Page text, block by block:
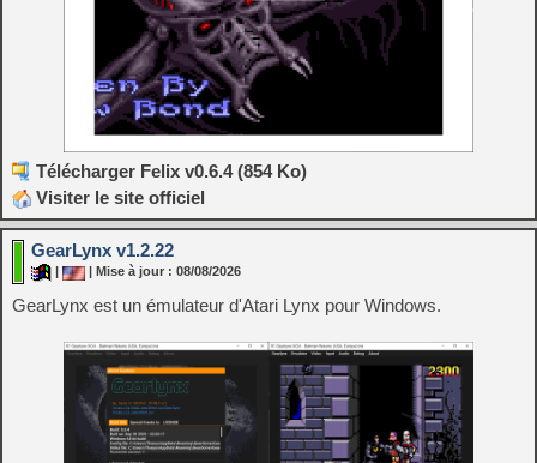
Télécharger Felix v0.6.4 (854 Ko)
Visiter le site officiel
GearLynx v1.2.22
| Mise à jour : 08/08/2026
GearLynx est un émulateur d'Atari Lynx pour Windows.